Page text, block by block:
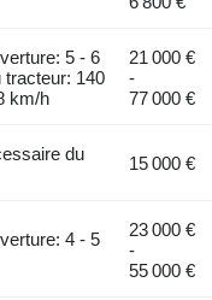
5 - 6
140
km/h
21 000 €
-
77 000 €
du
15 000 €
4 - 5
23 000 €
-
55 000 €